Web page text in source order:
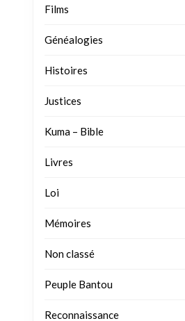
Films
Généalogies
Histoires
Justices
Kuma – Bible
Livres
Loi
Mémoires
Non classé
Peuple Bantou
Reconnaissance